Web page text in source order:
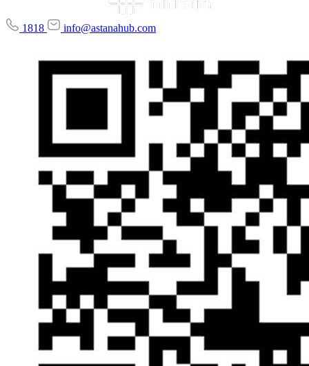
1818 info@astanahub.com